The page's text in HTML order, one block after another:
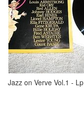
Jazz on Verve Vol.1 - Lp